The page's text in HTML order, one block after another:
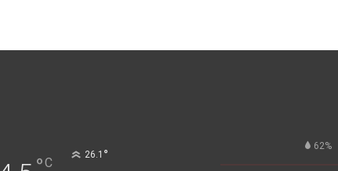
C
26.1 °
62%